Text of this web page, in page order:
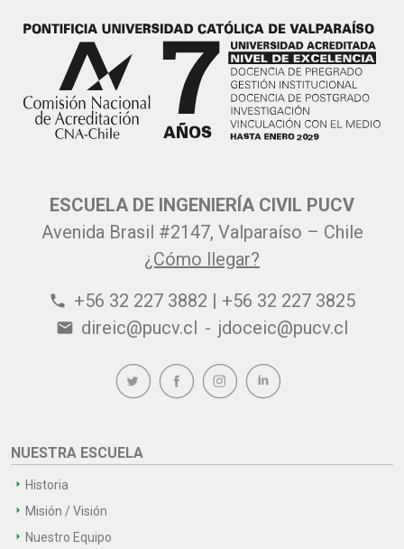
ESCUELA DE INGENIERÍA CIVIL PUCV
Avenida Brasil #2147, Valparaíso – Chile
¿Cómo llegar?
phone +56 32 227 3882 | +56 32 227 3825
email direic@pucv.cl - jdoceic@pucv.cl
NUESTRA ESCUELA
Historia
Misión / Visión
Nuestro Equipo